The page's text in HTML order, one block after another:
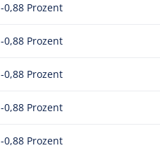
-0,88 Prozent
-0,88 Prozent
-0,88 Prozent
-0,88 Prozent
-0,88 Prozent